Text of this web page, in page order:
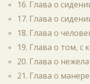
16. Глава о
17. Глава о
18. Глава о
19. Глава о том, с
20. Глава о
21. Глава о